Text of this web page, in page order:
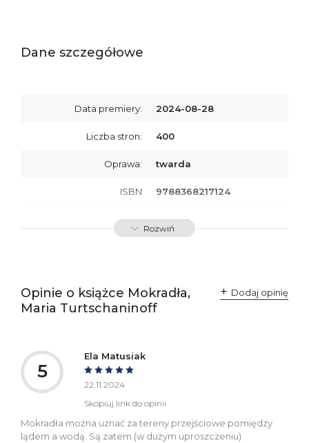
Dane szczegółowe
Data premiery: 2024-08-28
Liczba stron: 400
Oprawa: twarda
ISBN 9788368217124
SKU: K800771
Rozwiń
Opinie o książce Mokradła,
Maria Turtschaninoff
Dodaj opinię
5
Ela Matusiak
22.11.2024
Skopiuj link do opinii
Mokradła można uznać za tereny przejściowe pomiędzy
lądem a wodą. Są zatem (w dużym uproszczeniu)